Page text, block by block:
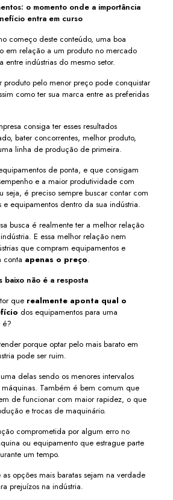
o momento onde a importância
entra em curso
começo deste conteúdo, uma boa
em relação a um produto no mercado
indústrias do mesmo setor.
produto pelo menor preço pode conquistar
como ter sua marca entre as preferidas
consiga ter esses resultados
bater concorrentes, melhor produto,
linha de produção de primeira.
de ponta, e que consigam
e a maior produtividade com
seja, é preciso sempre buscar contar com
e equipamentos dentro da sua indústria.
busca é realmente ter a melhor relação
E essa melhor relação nem
que compram equipamentos e
conta apenas o preço.
baixo não é a resposta
que realmente aponta qual o
dos equipamentos para uma
é?
porque optar pelo mais barato em
pode ser ruim.
delas sendo os menores intervalos
Também é bem comum que
de funcionar com maior rapidez, o que
e trocas de maquinário.
comprometida por algum erro no
ou equipamento que estrague parte
um tempo.
opções mais baratas sejam na verdade
prejuízos na indústria.